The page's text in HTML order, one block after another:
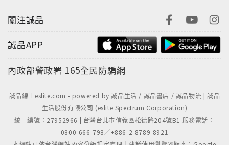
關注誠品
誠品APP
內政部警政署 165全民防騙網
誠品線上eslite.com - powered by 誠品生活 / 誠品書店 / 誠品物流 | 誠品
生活股份有限公司 (eslite Spectrum Corporation)
統一編號：27952966 | 台灣台北市信義區松德路204號B1 服務電話：
0800-666-798／+886-2-8789-8921